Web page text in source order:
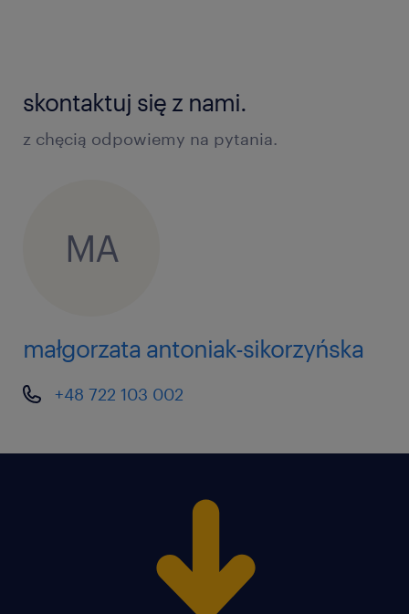
skontaktuj się z nami.
z chęcią odpowiemy na pytania.
MA
małgorzata antoniak-sikorzyńska
+48 722 103 002